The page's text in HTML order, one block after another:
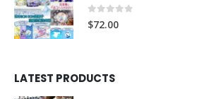
0out of 5
$72.00
LATEST PRODUCTS